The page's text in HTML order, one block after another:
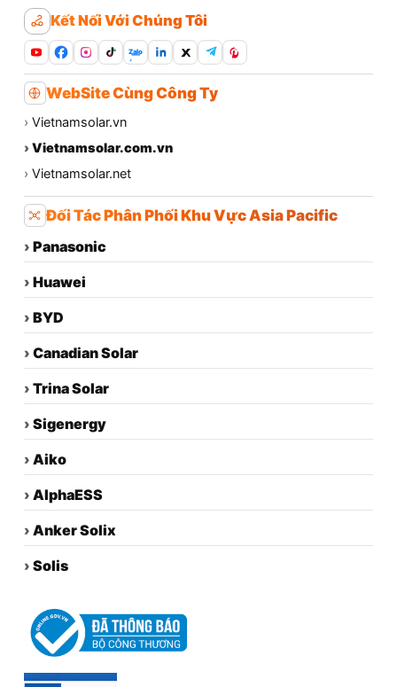
Kết Nối Với Chúng Tôi
Zalo
WebSite Cùng Công Ty
› Vietnamsolar.vn
› Vietnamsolar.com.vn
› Vietnamsolar.net
Đối Tác Phân Phối Khu Vực Asia Pacific
› Panasonic
› Huawei
› BYD
› Canadian Solar
› Trina Solar
› Sigenergy
› Aiko
› AlphaESS
› Anker Solix
› Solis